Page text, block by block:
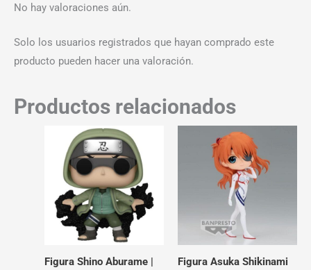
No hay valoraciones aún.
Solo los usuarios registrados que hayan comprado este
producto pueden hacer una valoración.
Productos relacionados
Figura Shino Aburame |
Figura Asuka Shikinami